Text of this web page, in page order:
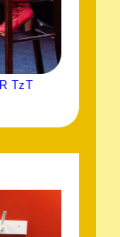
TzT